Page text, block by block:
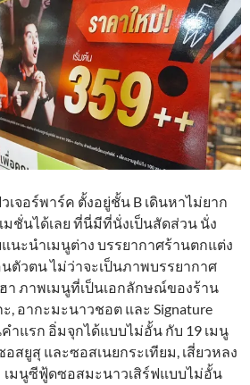
เจอร์พาร์ค ตั้งอยู่ชั้น B เดินหาไม่ยาก
ชั่นได้เลย ที่นี่มีที่นั่งเป็นสัดส่วน นั่ง
นะนำเมนูต่าง บรรยากาศร้านตกแต่ง
วตน ไม่ว่าจะเป็นภาพบรรยากาศ
า ภาพเมนูที่เป็นเอกลักษณ์ของร้าน
อากะมะนาวชอต และ Signature
ำแรก อิ่มจุกได้แบบไม่อั้น กับ 19 เมนู
สยูสุ และซอสเนยกระเทียม, เสี่ยวหลง
เมนูซีฟู้ดซอสมะนาวเสิร์ฟแบบไม่อั้น